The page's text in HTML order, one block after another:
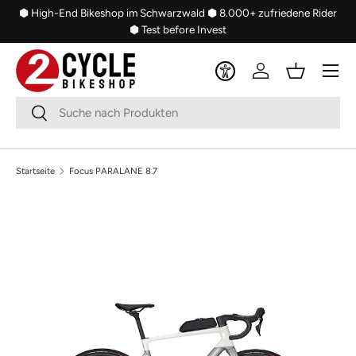
⬢ High-End Bikeshop im Schwarzwald ⬢ 8.000+ zufriedene Rider
⬢ Test before Invest
SuchenSuchen
Einloggen
Menü
Startseite Focus PARALANE 8.7